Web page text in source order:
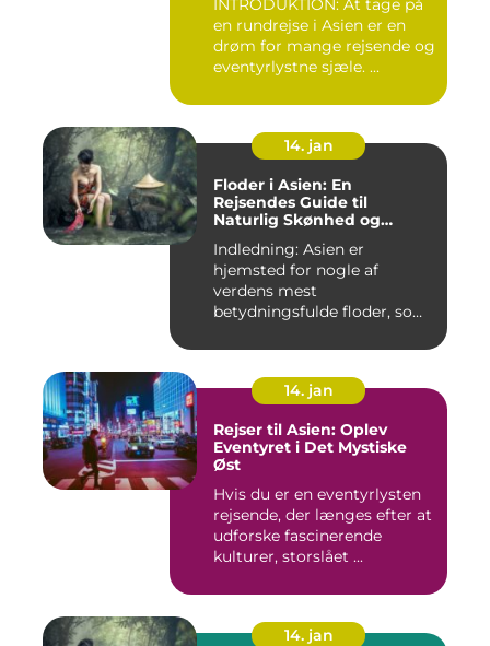
INTRODUKTION: At tage på
en rundrejse i Asien er en
drøm for mange rejsende og
eventyrlystne sjæle. ...
14. jan
Floder i Asien: En
Rejsendes Guide til
Naturlig Skønhed og
Indledning: Asien er
hjemsted for nogle af
verdens mest
betydningsfulde floder, som
14. jan
Rejser til Asien: Oplev
Eventyret i Det Mystiske
Øst
Hvis du er en eventyrlysten
rejsende, der længes efter at
udforske fascinerende
kulturer, storslået ...
14. jan